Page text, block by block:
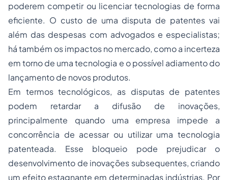
poderem competir ou licenciar tecnologias de forma
eficiente. O custo de uma disputa de patentes vai
além das despesas com advogados e especialistas;
há também os impactos no mercado, como a incerteza
em torno de uma tecnologia e o possível adiamento do
lançamento de novos produtos.
Em termos tecnológicos, as disputas de patentes
podem retardar a difusão de inovações,
principalmente quando uma empresa impede a
concorrência de acessar ou utilizar uma tecnologia
patenteada. Esse bloqueio pode prejudicar o
desenvolvimento de inovações subsequentes, criando
um efeito estagnante em determinadas indústrias. Por